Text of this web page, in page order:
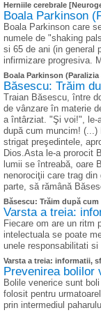
Herniile cerebrale
Boala Parkinson
Boala Parkinson care
numele de "shaking
si 65 de ani (in general
infirmizare progresiva.
Boala Parkinson
Băsescu: Trăim
Traian Băsescu, între
de vânzare în materie
a întârziat. "Şi voi!", le-
după cum muncim! (...)
strigat preşedintele,
Dios.Asta le-a prorocit
lumii se întreabă, oare
nenorociţii care trag
parte, să rămână
Băsescu: Trăim după
Varsta a treia:
Fiecare om are un ritm
intelectuala se poate
unele responsabilitati
Varsta a treia: informatii,
Prevenirea bolilor
Bolile venerice sunt
folosit pentru
prin intermediul